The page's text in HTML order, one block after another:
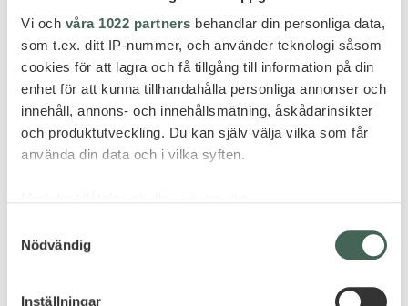
Vi och våra 1022 partners behandlar din personliga data,
som t.ex. ditt IP-nummer, och använder teknologi såsom
cookies för att lagra och få tillgång till information på din
enhet för att kunna tillhandahålla personliga annonser och
innehåll, annons- och innehållsmätning, åskådarinsikter
och produktutveckling. Du kan själv välja vilka som får
använda din data och i vilka syften.
som kan ha en noggrannhet på upp till flera meter
Nödvändig
Inställningar